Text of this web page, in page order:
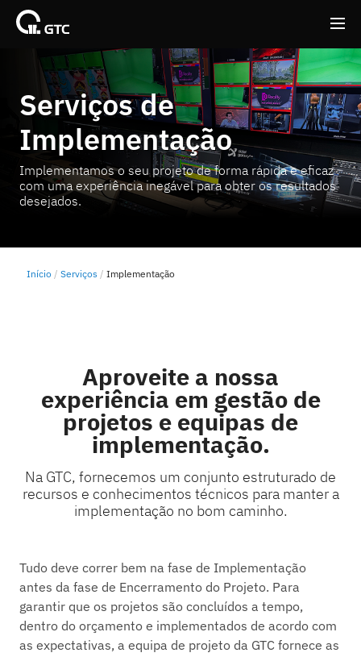
Serviços de
Implementação
Implementamos o seu projeto de forma rápida e eficaz
com uma experiência inegável para obter os resultados
desejados.
Início Serviços Implementação
Aproveite a nossa
experiência em gestão de
projetos e equipas de
implementação.
Na GTC, fornecemos um conjunto estruturado de
recursos e conhecimentos técnicos para manter a
implementação no bom caminho.
Tudo deve correr bem na fase de Implementação
antes da fase de Encerramento do Projeto. Para
garantir que os projetos são concluídos a tempo,
dentro do orçamento e implementados de acordo com
as expectativas, a equipa de projeto da GTC fornece as